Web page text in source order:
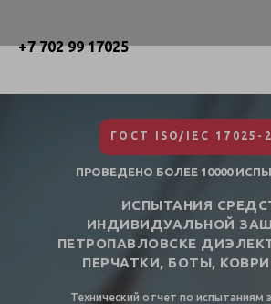
+7 702 99 17025
ПРОВЕДЕНО БОЛЕЕ 10000
ИСПЫТАНИЯ
ИНДИВИДУАЛЬНОЙ
ПЕТРОПАВЛОВСКЕ
ПЕРЧАТКИ, БОТЫ,
ГОСТ ISO/IEC 17025-
Технический отчет по испытаниям